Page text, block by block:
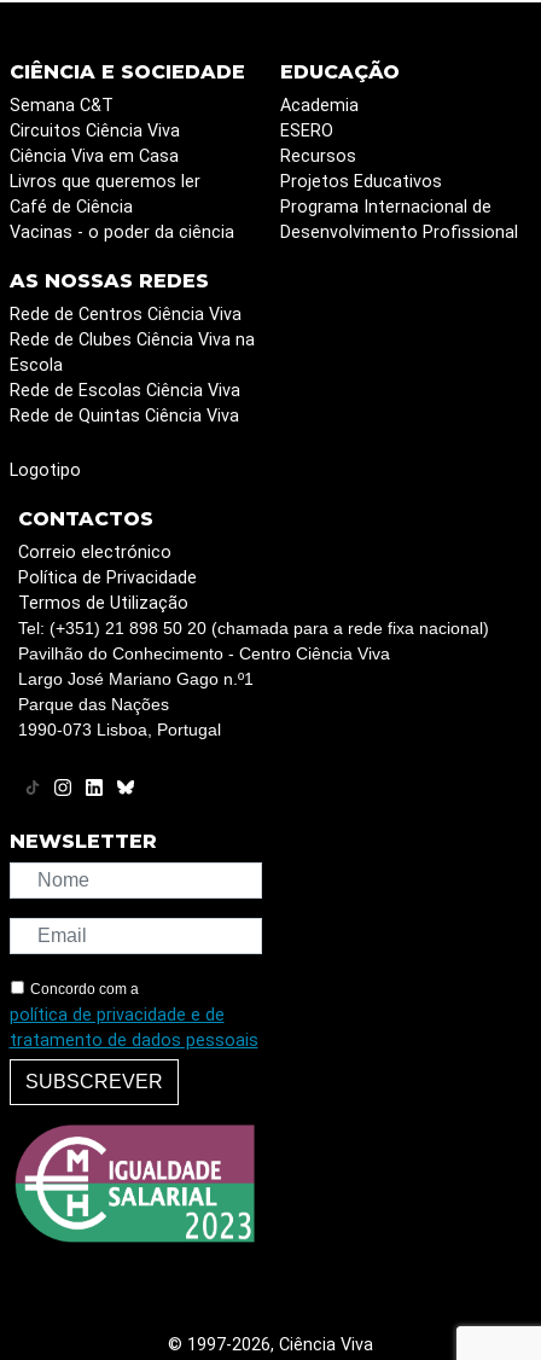
CIÊNCIA E SOCIEDADE
Semana C&T
Circuitos Ciência Viva
Ciência Viva em Casa
Livros que queremos ler
Café de Ciência
Vacinas - o poder da ciência
EDUCAÇÃO
Academia
ESERO
Recursos
Projetos Educativos
Programa Internacional de
Desenvolvimento Profissional
AS NOSSAS REDES
Rede de Centros Ciência Viva
Rede de Clubes Ciência Viva na
Escola
Rede de Escolas Ciência Viva
Rede de Quintas Ciência Viva
Logotipo
CONTACTOS
Correio electrónico
Política de Privacidade
Termos de Utilização
Tel: (+351) 21 898 50 20 (chamada para a rede fixa nacional)
Pavilhão do Conhecimento - Centro Ciência Viva
Largo José Mariano Gago n.º1
Parque das Nações
1990-073 Lisboa, Portugal
NEWSLETTER
Concordo com a
política de privacidade e de
tratamento de dados pessoais
SUBSCREVER
© 1997-2026, Ciência Viva